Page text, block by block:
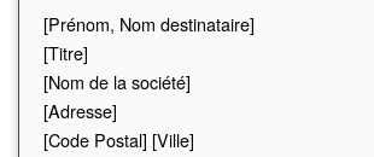
[Prénom, Nom destinataire]
[Titre]
[Nom de la société]
[Adresse]
[Code Postal] [Ville]